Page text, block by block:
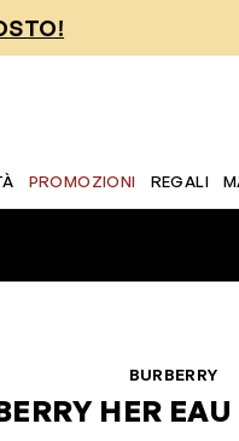
PROMOZIONI REGALI
BURBERRY
HER